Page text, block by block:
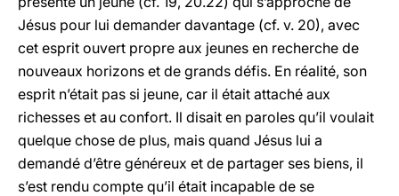
Jésus pour lui demander davantage (cf. v. 20), avec
cet esprit ouvert propre aux jeunes en recherche de
nouveaux horizons et de grands défis. En réalité, son
esprit n’était pas si jeune, car il était attaché aux
richesses et au confort. Il disait en paroles qu’il voulait
quelque chose de plus, mais quand Jésus lui a
demandé d’être généreux et de partager ses biens, il
s’est rendu compte qu’il était incapable de se